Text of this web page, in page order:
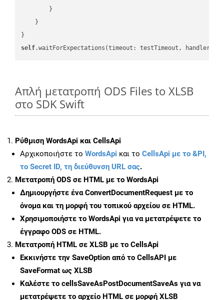
        }
    }
self.waitForExpectations(timeout: testTimeout, handler:
Απλή μετατροπή ODS Files to XLSB
στο SDK Swift
Ρύθμιση WordsApi και CellsApi
Αρχικοποιήστε το WordsApi και το CellsApi με το &PI,
το Secret ID, τη διεύθυνση URL σας.
Μετατροπή ODS σε HTML με το WordsApi
Δημιουργήστε έναConvertDocumentRequest με το
όνομα και τη μορφή του τοπικού αρχείου σε HTML.
Χρησιμοποιήστε το WordsApi για να μετατρέψετε το
έγγραφο ODS σε HTML.
Μετατροπή HTML σε XLSB με το CellsApi
Εκκινήστε την SaveOption από το CellsAPI με
SaveFormat ως XLSB
Καλέστε το cellsSaveAsPostDocumentSaveAs για να
μετατρέψετε το αρχείο HTML σε μορφή XLSB